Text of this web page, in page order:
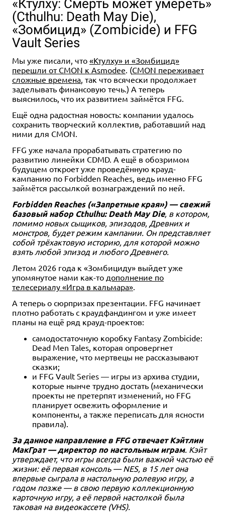
Дополнение
1-4
60-120
18+
Ужас Аркхэма. Карточная
игра: Затонувший город.
Кампания
1 отзыв
4 990 ₽
Купить
1-4 60-120 14+
Набор игр "Ужас Аркхэма.
Лавкрафта"
Цена скоро будет
Уведомить о наличии
«Ктулху: Смерть может умереть»
(Cthulhu: Death May Die),
«Зомбицид» (Zombicide) и FFG
Vault Series
Мы уже писали, что «Ктулху» и «Зомбицид»
перешли от CMON к Asmodee. (CMON переживает
сложные времена, так что всячески продолжает
заделывать финансовую течь.) А теперь
выяснилось, что их развитием займётся FFG.
Ещё одна радостная новость: компании удалось
сохранить творческий коллектив, работавший над
ними для CMON.
FFG уже начала прорабатывать стратегию по
развитию линейки CDMD. А ещё в обозримом
будущем откроет уже проведённую крауд-
кампанию по Forbidden Reaches, ведь именно FFG
займётся рассылкой вознаграждений по ней.
Forbidden Reaches («Запретные края») — свежий
базовый набор Cthulhu: Death May Die, в котором,
помимо новых сыщиков, эпизодов, Древних и
монстров, будет режим кампании. Он представляет
собой трёхактовую историю, для которой можно
взять любой эпизод и любого Древнего.
Летом 2026 года к «Зомбициду» выйдет уже
упомянутое нами как-то дополнение по
телесериалу «Игра в кальмара».
А теперь о сюрпризах презентации. FFG начинает
плотно работать с краудфандингом и уже имеет
планы на ещё ряд крауд-проектов:
самодостаточную коробку Fantasy Zombicide:
Dead Men Tales, которая опровергнет
выражение, что мертвецы не рассказывают
сказки;
и FFG Vault Series — игры из архива студии,
которые нынче трудно достать (механически
проекты не претерпят изменений, но FFG
планирует освежить оформление и
компоненты, а также переписать для ясности
правила).
За данное направление в FFG отвечает Кэйтлин
МакГрат — директор по настольным играм. Кэйт
утверждает, что игры всегда были важной частью её
жизни: её первая консоль — NES, в 15 лет она
впервые сыграла в настольную ролевую игру, а
годом позже — в свою первую коллекционную
карточную игру, а её первой настолкой была
таковая на видеокассете (VHS).